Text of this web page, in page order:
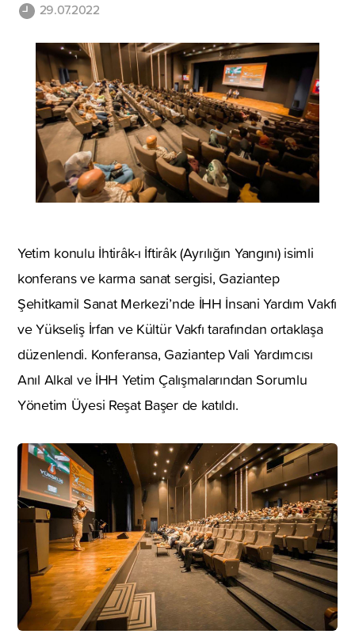
29.07.2022
Yetim konulu İhtirâk-ı İftirâk (Ayrılığın Yangını) isimli
konferans ve karma sanat sergisi, Gaziantep
Şehitkamil Sanat Merkezi’nde İHH İnsani Yardım Vakfı
ve Yükseliş İrfan ve Kültür Vakfı tarafından ortaklaşa
düzenlendi. Konferansa, Gaziantep Vali Yardımcısı
Anıl Alkal ve İHH Yetim Çalışmalarından Sorumlu
Yönetim Üyesi Reşat Başer de katıldı.